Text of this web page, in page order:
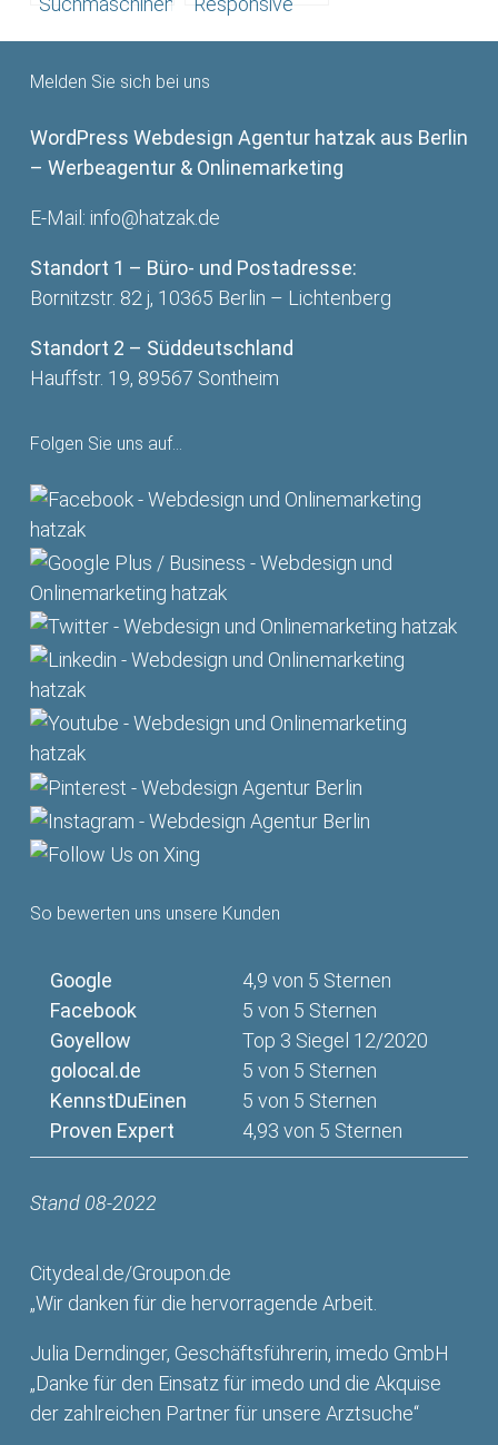
Ötisheim bei
–
Liermann
Melden Sie sich bei uns
WordPress Webdesign Agentur hatzak aus Berlin
– Werbeagentur & Onlinemarketing
E-Mail: info@hatzak.de
Standort 1 – Büro- und Postadresse:
Bornitzstr. 82 j, 10365 Berlin – Lichtenberg
Standort 2 – Süddeutschland
Hauffstr. 19, 89567 Sontheim
Folgen Sie uns auf…
So bewerten uns unsere Kunden
Google
Facebook
Goyellow
golocal.de
KennstDuEinen
Proven Expert
4,9 von 5 Sternen
5 von 5 Sternen
Top 3 Siegel 12/2020
5 von 5 Sternen
5 von 5 Sternen
4,93 von 5 Sternen
Stand 08-2022
Citydeal.de/Groupon.de
„Wir danken für die hervorragende Arbeit.
Julia Derndinger, Geschäftsführerin, imedo GmbH
„Danke für den Einsatz für imedo und die Akquise
der zahlreichen Partner für unsere Arztsuche“